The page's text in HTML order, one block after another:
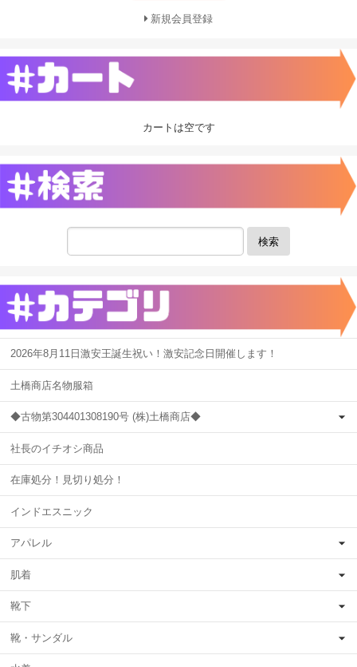
新規会員登録
カートは空です
検索
2026年8月11日激安王誕生祝い！激安記念日開催します！
土橋商店名物服箱
◆古物第304401308190号 (株)土橋商店◆
社長のイチオシ商品
在庫処分！見切り処分！
インドエスニック
アパレル
肌着
靴下
靴・サンダル